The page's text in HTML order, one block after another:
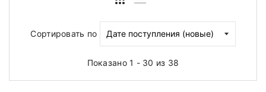
Сортировать по
Показано 1 - 30 из 38